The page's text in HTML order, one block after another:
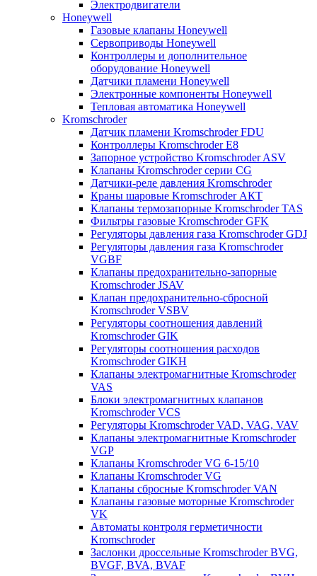
Электродвигатели
Honeywell
Газовые клапаны Honeywell
Сервоприводы Honeywell
Контроллеры и дополнительное
оборудование Honeywell
Датчики пламени Honeywell
Электронные компоненты Honeywell
Тепловая автоматика Honeywell
Kromschroder
Датчик пламени Kromschroder FDU
Контроллеры Kromschroder E8
Запорное устройство Kromschroder ASV
Клапаны Kromschroder серии CG
Датчики-реле давления Kromschroder
Краны шаровые Kromschroder АКТ
Клапаны термозапорные Kromschroder TAS
Фильтры газовые Kromschroder GFK
Регуляторы давления газа Kromschroder GDJ
Регуляторы давления газа Kromschroder
VGBF
Клапаны предохранительно-запорные
Kromschroder JSAV
Клапан предохранительно-сбросной
Kromschroder VSBV
Регуляторы соотношения давлений
Kromschroder GIK
Регуляторы соотношения расходов
Kromschroder GIKH
Клапаны электромагнитные Kromschroder
VAS
Блоки электромагнитных клапанов
Kromschroder VCS
Регуляторы Kromschroder VAD, VAG, VAV
Клапаны электромагнитные Kromschroder
VGP
Клапаны Kromschroder VG 6-15/10
Клапаны Kromschroder VG
Клапаны сбросные Kromschroder VAN
Клапаны газовые моторные Kromschroder
VK
Автоматы контроля герметичности
Kromschroder
Заслонки дроссельные Kromschroder BVG,
BVGF, BVA, BVAF